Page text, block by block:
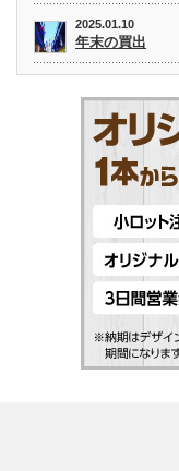
2025.01.10
年末の買出